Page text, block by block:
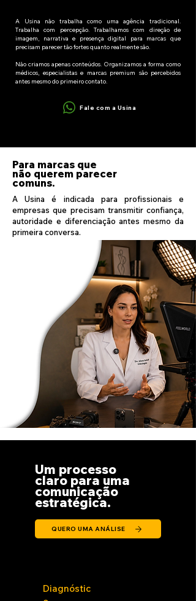
A Usina não trabalha como uma agência tradicional.
Trabalha com percepção. Trabalhamos com direção de
imagem, narrativa e presença digital para marcas que
precisam parecer tão fortes quanto realmente são.
Não criamos apenas conteúdos. Organizamos a forma como
médicos, especialistas e marcas premium são percebidos
antes mesmo do primeiro contato.
Fale com a Usina
Para marcas que
não querem parecer
comuns.
A Usina é indicada para profissionais e
empresas que precisam transmitir confiança,
autoridade e diferenciação antes mesmo da
primeira conversa.
Um processo
claro para uma
comunicação
estratégica.
QUERO UMA ANÁLISE
Diagnóstic